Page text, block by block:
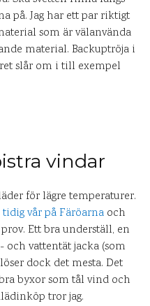
på. Jag har ett par riktigt
som är välanvända
material. Backuptröja i
slår om i till exempel
vindar
för lägre temperaturer.
tidig vår på Färöarna och
Ett bra underställ, en
vattentät jacka (som
dock det mesta. Det
byxor som tål vind och
tror jag.